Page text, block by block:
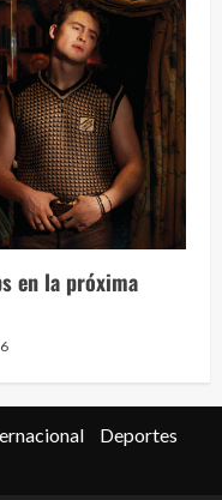
en la próxima
Deportes